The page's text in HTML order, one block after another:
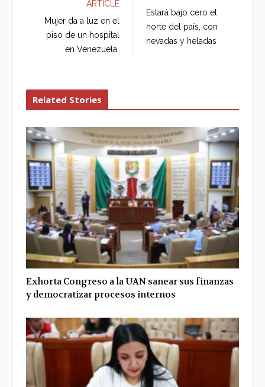
k
n
ARTICLE
Mujer da a luz en el
piso de un hospital
en Venezuela
Estará bajo cero el
norte del país, con
nevadas y heladas
Related Stories
Exhorta Congreso a la UAN sanear sus finanzas
y democratizar procesos internos